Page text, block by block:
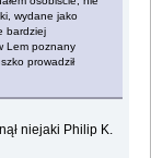
wydane jako
bardziej
Lem poznany
prowadził
niejaki Philip K.